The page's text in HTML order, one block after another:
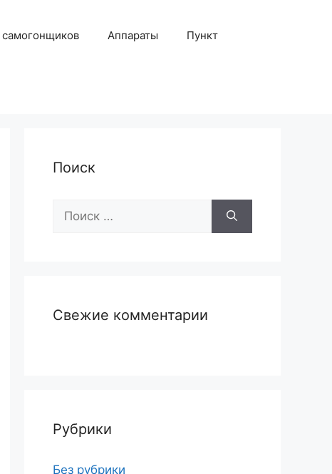
Аппараты Пункт
Поиск
Поиск:
Свежие комментарии
Рубрики
Без рубрики